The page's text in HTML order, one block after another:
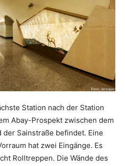
Station nach der Station
Abay-Prospekt zwischen dem
Sainstraße befindet. Eine
hat zwei Eingänge. Es
Rolltreppen. Die Wände des